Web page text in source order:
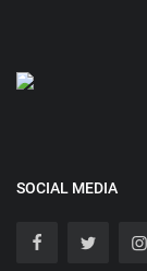
SOCIAL MEDIA